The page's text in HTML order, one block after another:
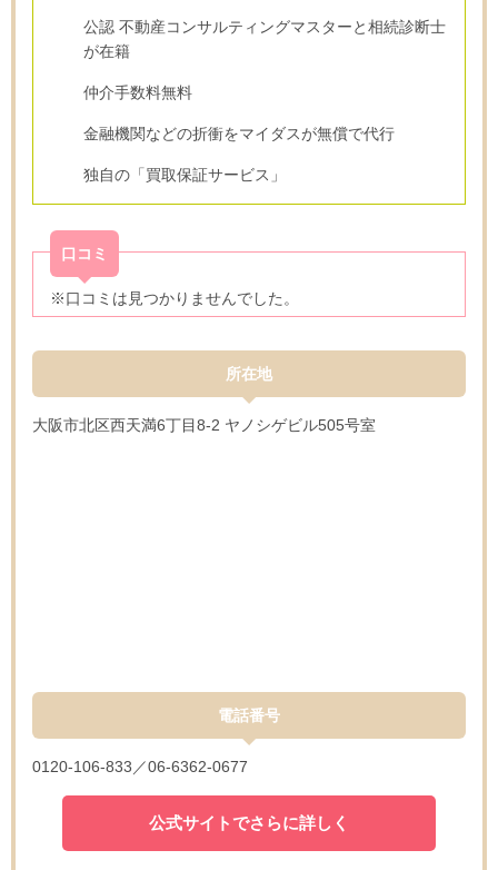
公認 不動産コンサルティングマスターと相続診断士
が在籍
仲介手数料無料
金融機関などの折衝をマイダスが無償で代行
独自の「買取保証サービス」
口コミ
※口コミは見つかりませんでした。
所在地
大阪市北区西天満6丁目8-2 ヤノシゲビル505号室
電話番号
0120-106-833／06-6362-0677
公式サイトでさらに詳しく